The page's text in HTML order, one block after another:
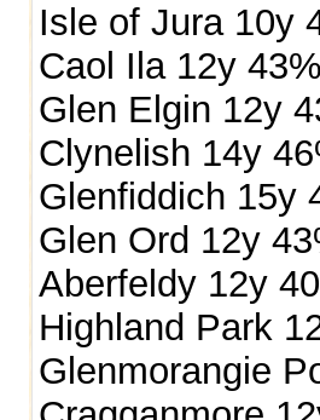
Isle of Jura 10y
Caol Ila 12y
Glen Elgin 12y
Clynelish 14y
Glenfiddich 15y
Glen Ord 12y
Aberfeldy 12y
Highland Park
Glenmorangie